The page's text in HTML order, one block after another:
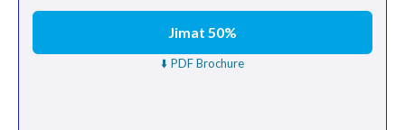
Jimat 50%
⬇️ PDF Brochure